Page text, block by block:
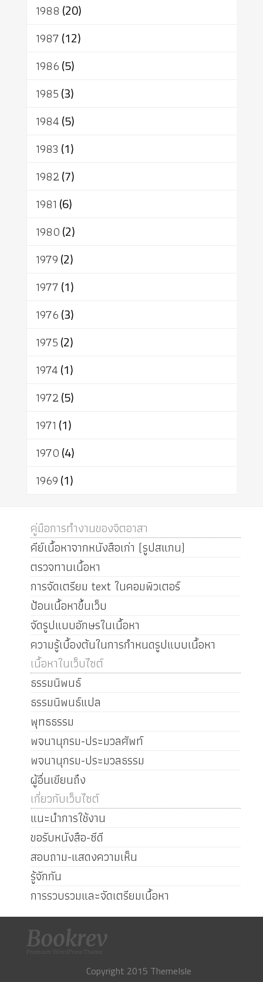
1988 (20)
1987(12)
1986(5)
1985(3)
1984(5)
1983 (1)
1982(7)
1981 (6)
1980(2)
1979(2)
1977(1)
1976(3)
1975(2)
1974(1)
1972(5)
1971 (1)
1970(4)
1969(1)
คู่มือการทำงานของจิตอาสา
คีย์เนื้อหาจากหนังสือเก่า (รูปสแกน)
ตรวจทานเนื้อหา
การจัดเตรียม text ในคอมพิวเตอร์
ป้อนเนื้อหาขึ้นเว็บ
จัดรูปแบบอักษรในเนื้อหา
ความรู้เบื้องต้นในการกำหนดรูปแบบเนื้อหา
เนื้อหาในเว็บไซต์
ธรรมนิพนธ์
ธรรมนิพนธ์แปล
พุทธธรรม
พจนานุกรม-ประมวลศัพท์
พจนานุกรม-ประมวลธรรม
ผู้อื่นเขียนถึง
เกี่ยวกับเว็บไซต์
แนะนำการใช้งาน
ขอรับหนังสือ-ซีดี
สอบถาม-แสดงความเห็น
รู้จักกัน
การรวบรวมและจัดเตรียมเนื้อหา
Copyright 2015 ThemeIsle